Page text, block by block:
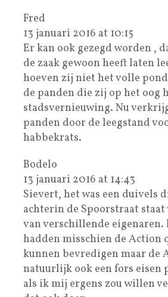
Fred
13 januari 2016 at 10:15
Er kan ook gezegd worden ,
de zaak gewoon heeft laten
hoeven zij niet het volle
de panden die zij op het oog
stadsvernieuwing. Nu
panden door de leegstand
habbekrats.
Bodelo
13 januari 2016 at 14:43
Sievert, het was een duivels
achterin de Spoorstraat staat
van verschillende eigenaren.
hadden misschien de Action
kunnen bevredigen maar de
natuurlijk ook een fors eisen
als ik mij ergens zou willen